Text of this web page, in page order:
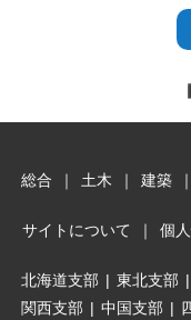
総合 ｜ 土木 ｜ 建築 ｜
サイトについて ｜ 個
北海道支部 | 東北支部 |
関西支部 | 中国支部 |